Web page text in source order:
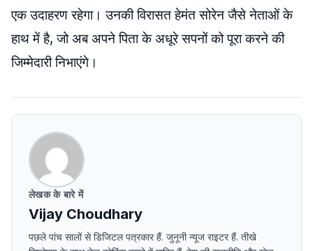
एक उदाहरण रहेगा। उनकी विरासत हेमंत सोरेन जैसे नेताओं के
हाथ में है, जो अब अपने पिता के अधूरे सपनों को पूरा करने की
जिम्मेदारी निभाएंगे।
लेखक के बारे में
Vijay Choudhary
पछले पांच सालों से डिजिटल पत्रकार हैं. जुनूनी न्यूज राइटर हैं. तीखे